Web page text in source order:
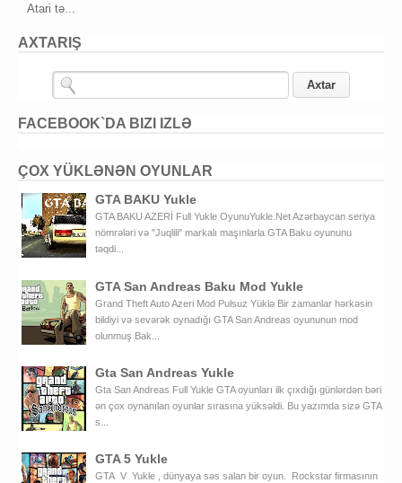
Atari tə...
AXTARIŞ
FACEBOOK`DA BIZI IZLƏ
ÇOX YÜKLƏNƏN OYUNLAR
GTA BAKU Yukle
GTA BAKU AZERİ Full Yukle OyunuYukle.Net Azərbaycan seriya
nömrələri və "Juqlili" markalı maşınlarla GTA Baku oyununu
təqdi...
GTA San Andreas Baku Mod Yukle
Grand Theft Auto Azeri Mod Pulsuz Yüklə Bir zamanlar hərkəsin
bildiyi və sevərək oynadığı GTA San Andreas oyununun mod
olunmuş Bak...
Gta San Andreas Yukle
Gta San Andreas Full Yukle GTA oyunları ilk çıxdığı günlərdən bəri
ən çox oynanılan oyunlar sırasına yüksəldi. Bu yazımda sizə GTA
s...
GTA 5 Yukle
GTA V Yukle , dünyaya səs salan bir oyun. Rockstar firmasının